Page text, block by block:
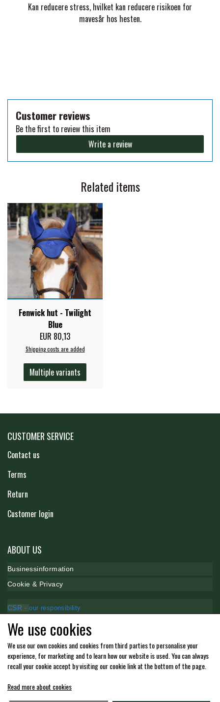
Kan reducere stress, hvilket kan reducere risikoen for
mavesår hos hesten.
Customer reviews
Be the first to review this item
Write a review
Related items
Fenwick hut - Twilight
Blue
EUR 80,13
Shipping costs are added
Multiple variants
CUSTOMER SERVICE
Contact us
Terms
Return
Customer login
ABOUT US
Businessinformation
Cookie & Privacy
CSR -our responsibility
Payment methods
We use cookies
We use our own cookies and cookies from third parties to personalise your
experience, for marketing and to learn how our website is used. You can always
recall your cookie accept by visiting our cookie link at the bottom of the page.
Read more about cookies